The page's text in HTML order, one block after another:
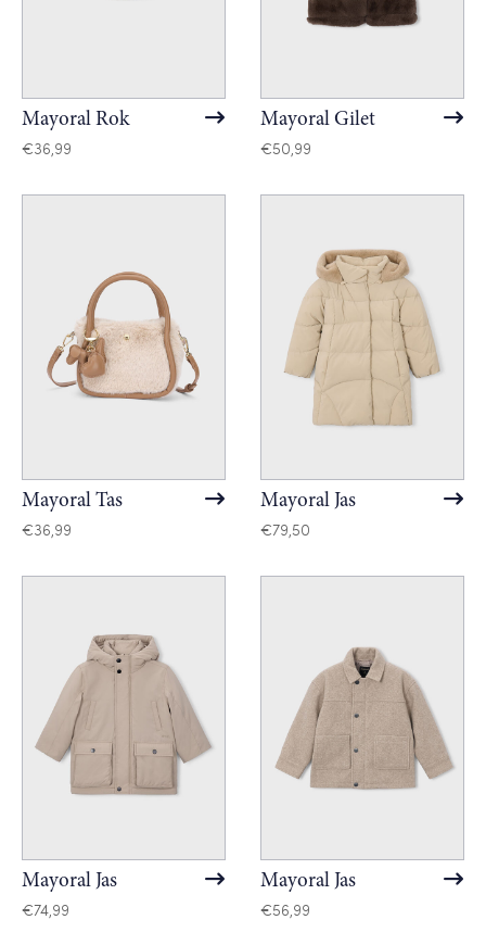
Mayoral Rok
€36,99
Mayoral Gilet
€50,99
Mayoral Tas
€36,99
Mayoral Jas
€79,50
Mayoral Jas
€74,99
Mayoral Jas
€56,99